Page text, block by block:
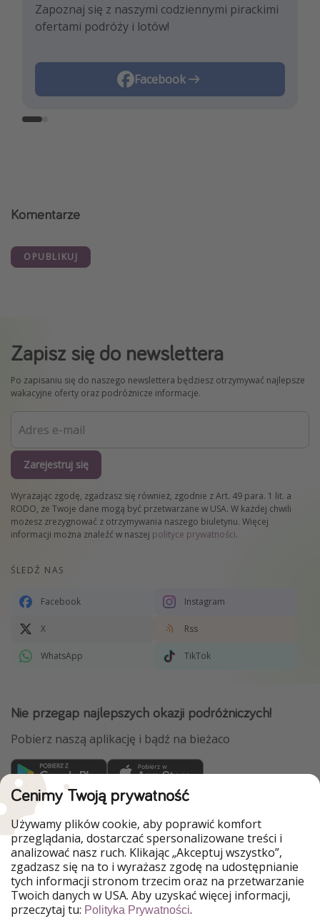
Zapoznaj się z naszymi codziennymi pirackimi
ofertami podróży i lotów!
Facebook
Pozwól nam zainspirować Cię najnowszymi
trendami i najlepszymi ofertami
Instagram
Komentarze
OPUBLIKUJ
Zapisz się do newslettera
Po zapisaniu się do naszego newslettera będziesz otrzymywać najlepsze
wakacyjne oferty oraz podróżnicze informacje.
Zarejestruj się
Wyrażając zgodę, zgadzasz się również, zgodnie z Art. 49 para. 1 lit. a
RODO, że Twoje dane mogą być przetwarzane w USA. W każdej chwili
możesz zrezygnować z otrzymywania naszego biuletynu. Więcej
informacji można znaleźć w naszej polityce prywatności.
ŚLEDŹ NAS
Facebook Instagram
X Rss
WhatsApp TikTok
Nie przegap najlepszych okazji podróżniczych!
Pobierz naszą aplikację i bądź na bieżaco
WakacyjniPiraci są częścią Grupy HolidayPirates
Nasze rynki
PiratinViaggio
HolidayPirates
VakantiePiraten
VoyagesPirates
Ferienpiraten
Urlaubspiraten
Urlaubspiraten
ViajerosPiratas
TravelPirates
Cenimy Twoją prywatność
Używamy plików cookie, aby poprawić komfort
przeglądania, dostarczać spersonalizowane treści i
analizować nasz ruch. Klikając „Akceptuj wszystko”,
zgadzasz się na to i wyrażasz zgodę na udostępnianie
tych informacji stronom trzecim oraz na przetwarzanie
Twoich danych w USA. Aby uzyskać więcej informacji,
przeczytaj tu: Polityka Prywatności.